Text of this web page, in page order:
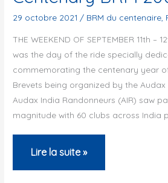
29 octobre 2021 / BRM du centenaire
THE WEEKEND OF SEPTEMBER 11th –
was the day of the ride specially
commemorating the centenary year
Brevets being organized by the Audax
Audax India Randonneurs (AIR) saw
magnitude with 60 clubs across India
Centenary
BRM
Lire la suite »